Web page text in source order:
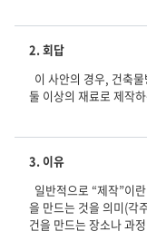
2. 회답
3. 이유
을 만드는 것을 의미(각
건을 만드는 장소나 과